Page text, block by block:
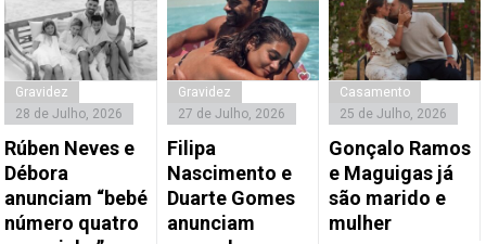
Gravidez
28 de Julho, 2026
Rúben Neves e
Débora
anunciam “bebé
número quatro
Gravidez
27 de Julho, 2026
Filipa
Nascimento e
Duarte Gomes
anunciam
Casamento
25 de Julho, 2026
Gonçalo Ramos
e Maguigas já
são marido e
mulher